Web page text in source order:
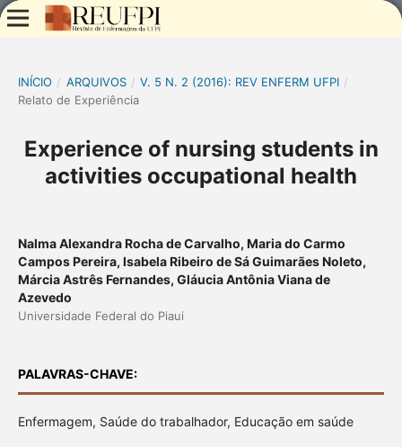
INÍCIO / ARQUIVOS / V. 5 N. 2 (2016): REV ENFERM UFPI /
Relato de Experiência
Experience of nursing students in
activities occupational health
Nalma Alexandra Rocha de Carvalho, Maria do Carmo
Campos Pereira, Isabela Ribeiro de Sá Guimarães Noleto,
Márcia Astrês Fernandes, Gláucia Antônia Viana de
Azevedo
Universidade Federal do Piaui
PALAVRAS-CHAVE:
Enfermagem, Saúde do trabalhador, Educação em saúde